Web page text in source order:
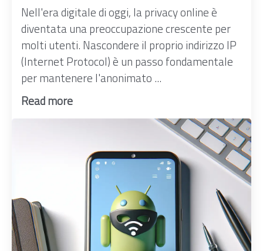
Nell'era digitale di oggi, la privacy online è
diventata una preoccupazione crescente per
molti utenti. Nascondere il proprio indirizzo IP
(Internet Protocol) è un passo fondamentale
per mantenere l'anonimato ...
Read more